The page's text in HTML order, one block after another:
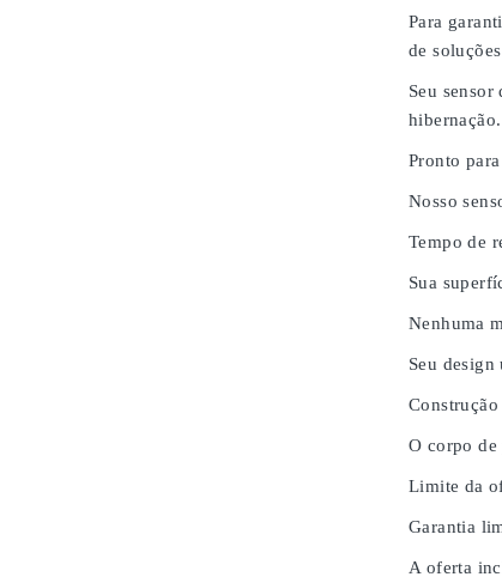
Para
de
Seu
hibernação.
Pronto
Nosso
Tempo de
Sua
Nenhuma
Seu
O corpo de
Limite da
Garantia
A oferta